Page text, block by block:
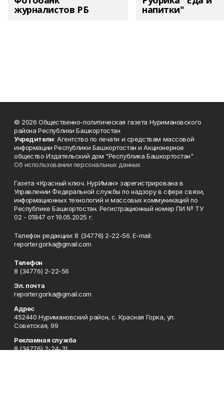
журналистов РБ напитки"
© 2026 Общественно-политическая газета Нуримановского
района Республики Башкортостан
Учредители: Агентство по печати и средствам массовой
информации Республики Башкортостан и Акционерное
общество Издательский дом "Республика Башкортостан"
Об использовании персональных данных
Газета «Красный ключ. НурИман» зарегистрирована в
Управлении Федеральной службы по надзору в сфере связи,
информационных технологий и массовых коммуникаций по
Республике Башкортостан. Регистрационный номер ПИ № ТУ
02 - 01847 от 19.05.2025 г.
Телефон редакции: 8 (34776) 2-22-56. E-mail:
reporter.gorka@gmail.com
Телефон
8 (34776) 2-22-56
Эл. почта
reporter.gorka@gmail.com
Адрес
452440 Нуримановский район, с. Красная Горка, ул.
Советская, 99
Рекламная служба
8 (34776) 2-24-31